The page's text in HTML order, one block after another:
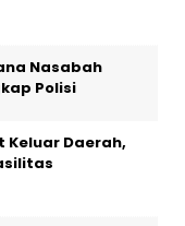
Nasabah
Polisi
Keluar Daerah,